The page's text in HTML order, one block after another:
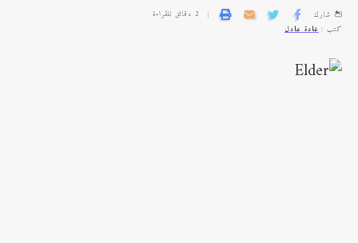
كتب :غادة عادل
شارك 2 دقائق للقراءة